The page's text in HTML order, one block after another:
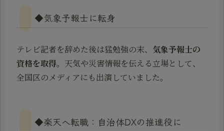
◆気象予報士に転身
テレビ記者を辞めた後は猛勉強の末、 気象予報士の
資格を取得。天気や災害情報を伝える立場として、
全国区のメディアにも出演していました。
◆楽天へ転職：自治体DXの推進役に